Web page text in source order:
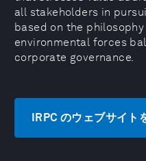
all stakeholders in
based on the
environmental forces
corporate governance.
IRPC のウェブサイト